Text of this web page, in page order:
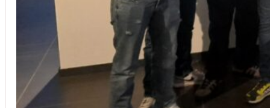
Jetzt kontaktieren